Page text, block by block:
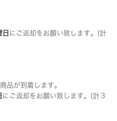
日 にご返却をお願い致します。(計
品が到着します。
にご返却をお願い致します。(計３